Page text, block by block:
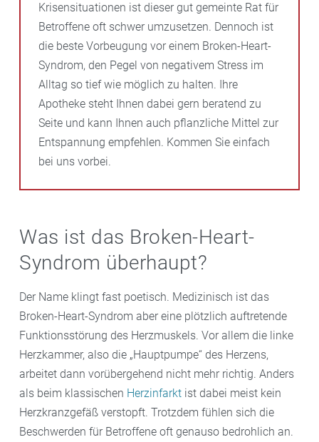
Krisensituationen ist dieser gut gemeinte Rat für
Betroffene oft schwer umzusetzen. Dennoch ist
die beste Vorbeugung vor einem Broken-Heart-
Syndrom, den Pegel von negativem Stress im
Alltag so tief wie möglich zu halten. Ihre
Apotheke steht Ihnen dabei gern beratend zu
Seite und kann Ihnen auch pflanzliche Mittel zur
Entspannung empfehlen. Kommen Sie einfach
bei uns vorbei.
Was ist das Broken-Heart-
Syndrom überhaupt?
Der Name klingt fast poetisch. Medizinisch ist das
Broken-Heart-Syndrom aber eine plötzlich auftretende
Funktionsstörung des Herzmuskels. Vor allem die linke
Herzkammer, also die „Hauptpumpe“ des Herzens,
arbeitet dann vorübergehend nicht mehr richtig. Anders
als beim klassischen Herzinfarkt ist dabei meist kein
Herzkranzgefäß verstopft. Trotzdem fühlen sich die
Beschwerden für Betroffene oft genauso bedrohlich an.